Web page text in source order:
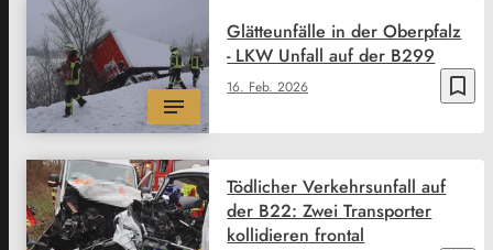
bookmark_border
16. Feb. 2026
Glätteunfälle in der Oberpfalz
- LKW Unfall auf der B299
Tödlicher Verkehrsunfall auf
der B22: Zwei Transporter
kollidieren frontal